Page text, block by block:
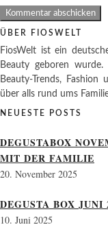
ÜBER FIOSWELT
FiosWelt ist ein
Beauty geboren
Beauty-Trends,
über alls rund ums
NEUESTE POSTS
DEGUSTABOX
MIT DER FAMILIE
20. November 2025
DEGUSTA BOX
10. Juni 2025